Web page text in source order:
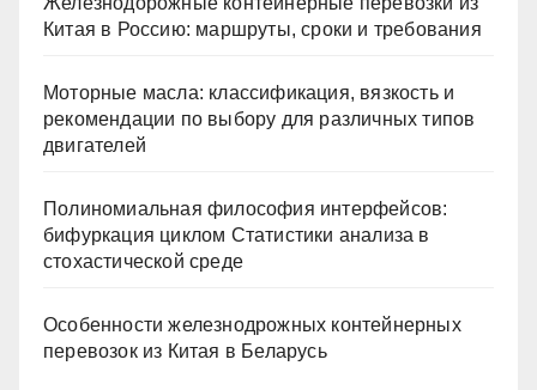
Китая в Россию: маршруты, сроки и требования
Моторные масла: классификация, вязкость и
рекомендации по выбору для различных типов
двигателей
Полиномиальная философия интерфейсов:
бифуркация циклом Статистики анализа в
стохастической среде
Особенности железнодрожных контейнерных
перевозок из Китая в Беларусь